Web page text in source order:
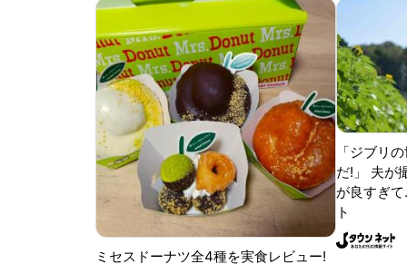
ミセスドーナツ全4種を実食レビュー!
「ジブリ
だ!」 夫が
が良すぎ
ト